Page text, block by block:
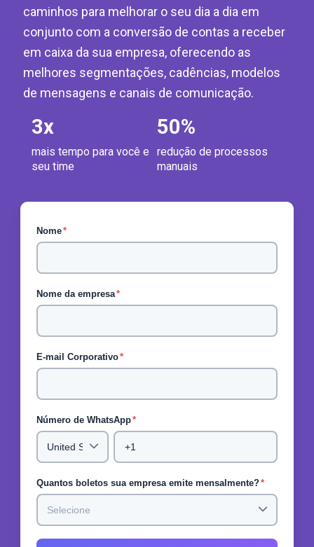
caminhos para melhorar o seu dia a dia em
conjunto com a conversão de contas a receber
em caixa da sua empresa, oferecendo as
melhores segmentações, cadências, modelos
de mensagens e canais de comunicação.
3x
mais tempo para você e
seu time
50%
redução de processos
manuais
Nome*
Nome da empresa*
E-mail Corporativo*
Número de WhatsApp*
Quantos boletos sua empresa emite mensalmente?*